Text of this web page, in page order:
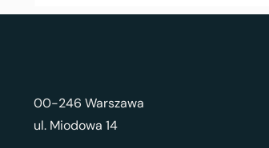
00-246 Warszawa
ul. Miodowa 14